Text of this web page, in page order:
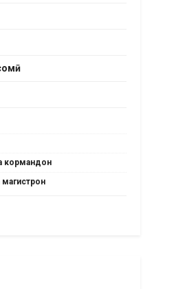
кормандон